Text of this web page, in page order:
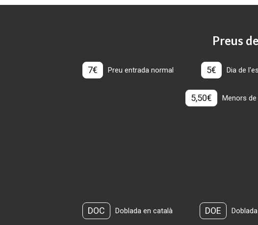
Preus
7€ Preu entrada normal 5€ Dia de
5,50€ Menors de
DOC Doblada en català DOE